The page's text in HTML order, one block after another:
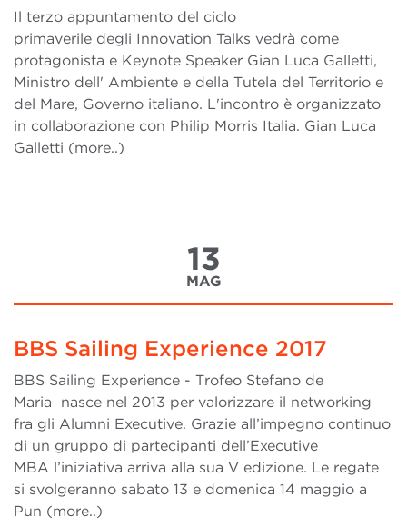
Il terzo appuntamento del ciclo
primaverile degli Innovation Talks vedrà come
protagonista e Keynote Speaker Gian Luca Galletti,
Ministro dell' Ambiente e della Tutela del Territorio e
del Mare, Governo italiano. L'incontro è organizzato
in collaborazione con Philip Morris Italia. Gian Luca
Galletti (more..)
13
MAG
BBS Sailing Experience 2017
BBS Sailing Experience - Trofeo Stefano de
Maria nasce nel 2013 per valorizzare il networking
fra gli Alumni Executive. Grazie all’impegno continuo
di un gruppo di partecipanti dell’Executive
MBA l’iniziativa arriva alla sua V edizione. Le regate
si svolgeranno sabato 13 e domenica 14 maggio a
Pun (more..)